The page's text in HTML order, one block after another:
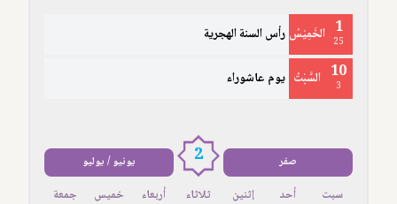
1
25 الخَمِيْسُ رأس السنة الهجرية
10
3 السَّبْتُ يوم عاشوراء
صفر 2 يونيو / يوليو
سبت أحد إثنين ثلاثاء أربعاء خميس جمعة